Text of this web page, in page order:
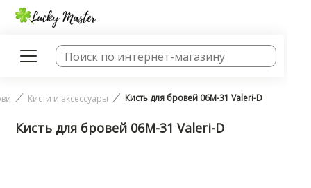
Кисти и аксессуары Кисть для бровей 06М-31 Valeri-D
Кисть для бровей 06М-31 Valeri-D